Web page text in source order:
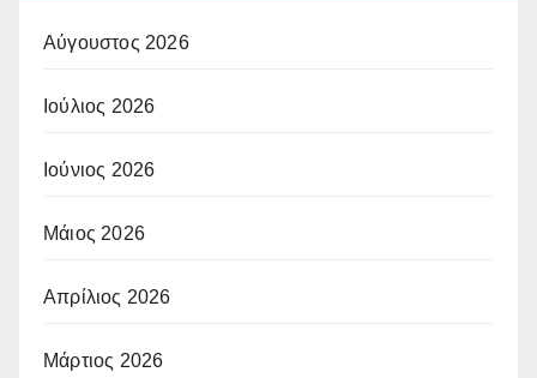
Αύγουστος 2026
Ιούλιος 2026
Ιούνιος 2026
Μάιος 2026
Απρίλιος 2026
Μάρτιος 2026